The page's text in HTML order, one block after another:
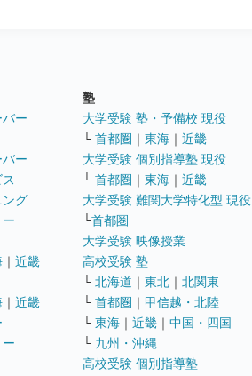
ー
ー
ング
｜ 近畿
｜ 近畿
塾
大学受験 塾・予備校 現役
└ 首都圏 ｜ 東海 ｜ 近畿
大学受験 個別指導塾 現役
└ 首都圏 ｜ 東海 ｜ 近畿
大学受験 難関大学特化型 現役
└首都圏
大学受験 映像授業
高校受験 塾
└ 北海道 ｜ 東北 ｜ 北関東
└ 首都圏 ｜ 甲信越・北陸
└ 東海 ｜ 近畿 ｜ 中国・四国
└ 九州・沖縄
高校受験 個別指導塾